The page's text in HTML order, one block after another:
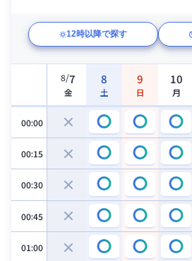
12時以降で探す
8/7
金
8
土
9
日
10
月
00:00
00:15
00:30
00:45
01:00